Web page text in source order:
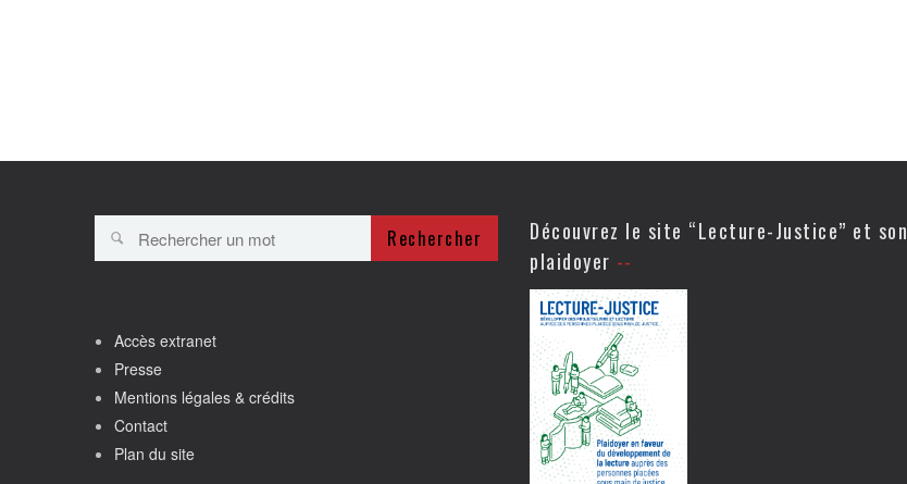
Rechercher
Accès extranet
Presse
Mentions légales & crédits
Contact
Plan du site
Découvrez le site “Lecture-Justice” et son
plaidoyer